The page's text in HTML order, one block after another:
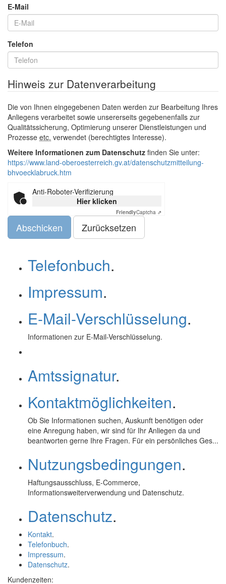
E-Mail
Telefon
Hinweis zur Datenverarbeitung
Die von Ihnen eingegebenen Daten werden zur Bearbeitung Ihres
Anliegens verarbeitet sowie unsererseits gegebenenfalls zur
Qualitätssicherung, Optimierung unserer Dienstleistungen und
Prozesse etc. verwendet (berechtigtes Interesse).
Weitere Informationen zum Datenschutz finden Sie unter:
https://www.land-oberoesterreich.gv.at/datenschutzmitteilung-
bhvoecklabruck.htm
Anti-Roboter-Verifizierung
Hier klicken
FriendlyCaptcha ⇗
Abschicken
Telefonbuch.
Impressum.
E-Mail-Verschlüsselung.
Informationen zur E-Mail-Verschlüsselung.
Amtssignatur.
Kontaktmöglichkeiten.
Ob Sie Informationen suchen, Auskunft benötigen oder
eine Anregung haben, wir sind für Ihr Anliegen da und
beantworten gerne Ihre Fragen. Für ein persönliches Ges...
Nutzungsbedingungen.
Haftungsausschluss, E-Commerce,
Informationsweiterverwendung und Datenschutz.
Datenschutz.
Kontakt.
Telefonbuch.
Impressum.
Datenschutz.
Kundenzeiten: